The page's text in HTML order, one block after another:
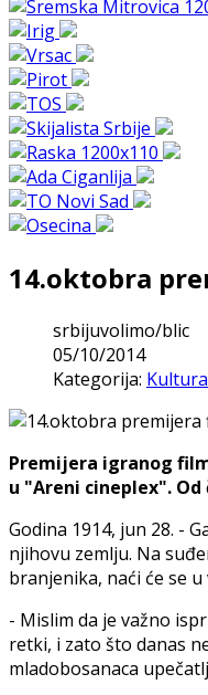
14.oktobra
srbijuvolimo/blic
05/10/2014
Kategorija: Kultura
Premijera igranog
u "Areni cineplex".
Godina 1914, jun 28. -
njihovu zemlju. Na
branjenika, naći će se
- Mislim da je važno
retki, i zato što danas
mladobosanaca